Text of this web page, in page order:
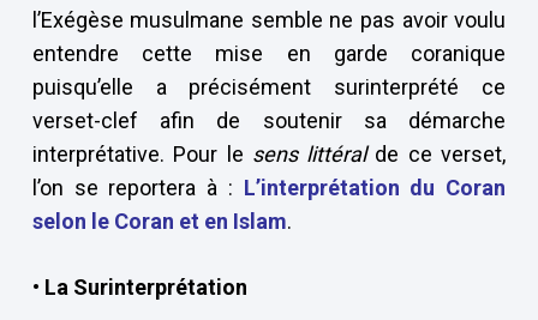
l’Exégèse musulmane semble ne pas avoir voulu
entendre cette mise en garde coranique
puisqu’elle a précisément surinterprété ce
verset-clef afin de soutenir sa démarche
interprétative. Pour le sens littéralde ce verset,
l’on se reportera à : L’interprétation du Coran
selon le Coran et en Islam.
• La Surinterprétation